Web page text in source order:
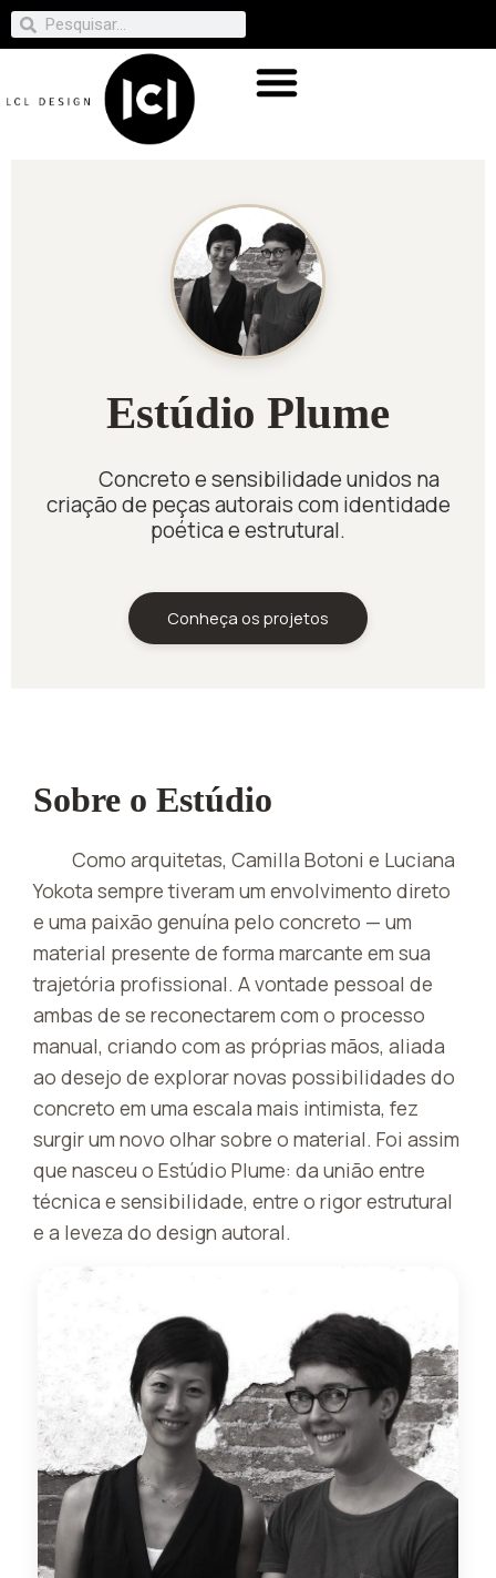
Estúdio Plume
Concreto e sensibilidade unidos na
criação de peças autorais com identidade
poética e estrutural.
Conheça os projetos
Sobre o Estúdio
Como arquitetas, Camilla Botoni e Luciana
Yokota sempre tiveram um envolvimento direto
e uma paixão genuína pelo concreto — um
material presente de forma marcante em sua
trajetória profissional. A vontade pessoal de
ambas de se reconectarem com o processo
manual, criando com as próprias mãos, aliada
ao desejo de explorar novas possibilidades do
concreto em uma escala mais intimista, fez
surgir um novo olhar sobre o material. Foi assim
que nasceu o Estúdio Plume: da união entre
técnica e sensibilidade, entre o rigor estrutural
e a leveza do design autoral.